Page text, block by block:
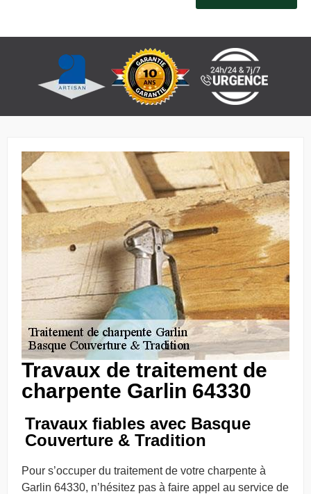
Travaux de traitement de
charpente Garlin 64330
Travaux fiables avec Basque
Couverture & Tradition
Pour s’occuper du traitement de votre charpente à
Garlin 64330, n’hésitez pas à faire appel au service de